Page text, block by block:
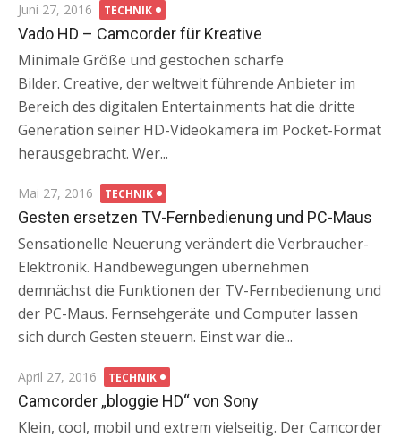
Posted
on
Juni 27, 2016 TECHNIK
Vado HD – Camcorder für Kreative
Minimale Größe und gestochen scharfe
Bilder. Creative, der weltweit führende Anbieter im
Bereich des digitalen Entertainments hat die dritte
Generation seiner HD-Videokamera im Pocket-Format
herausgebracht. Wer...
Posted
on
Mai 27, 2016 TECHNIK
Gesten ersetzen TV-Fernbedienung und PC-Maus
Sensationelle Neuerung verändert die Verbraucher-
Elektronik. Handbewegungen übernehmen
demnächst die Funktionen der TV-Fernbedienung und
der PC-Maus. Fernsehgeräte und Computer lassen
sich durch Gesten steuern. Einst war die...
Posted
on
April 27, 2016 TECHNIK
Camcorder „bloggie HD“ von Sony
Klein, cool, mobil und extrem vielseitig. Der Camcorder